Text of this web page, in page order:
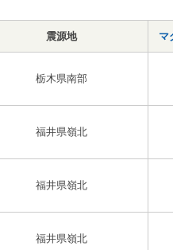
震源地 マ
栃木県南部
福井県嶺北
福井県嶺北
福井県嶺北